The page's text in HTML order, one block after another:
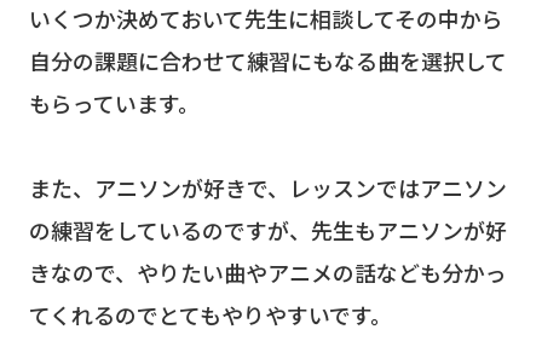
いくつか決めておいて先生に相談してその中から
自分の課題に合わせて練習にもなる曲を選択して
もらっています。
また、アニソンが好きで、レッスンではアニソン
の練習をしているのですが、先生もアニソンが好
きなので、やりたい曲やアニメの話なども分かっ
てくれるのでとてもやりやすいです。